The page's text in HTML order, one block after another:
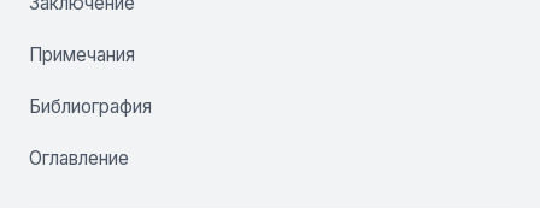
Примечания
Библиография
Оглавление